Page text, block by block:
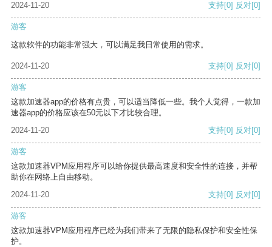
2024-11-20
支持[0] 反对[0]
游客
这款软件的功能非常强大，可以满足我日常使用的需求。
2024-11-20 支持[0] 反对[0]
游客
这款加速器app的价格有点贵，可以适当降低一些。我个人觉得，一款加
速器app的价格应该在50元以下才比较合理。
2024-11-20
支持[0] 反对[0]
游客
这款加速器VPM应用程序可以给你提供最高速度和安全性的连接，并帮
助你在网络上自由移动。
2024-11-20
支持[0] 反对[0]
游客
这款加速器VPM应用程序已经为我们带来了无限的隐私保护和安全性保
护。